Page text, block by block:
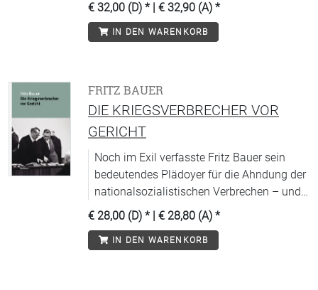
€ 32,00 (D) * | € 32,90 (A) *
IN DEN WARENKORB
FRITZ BAUER
DIE KRIEGSVERBRECHER VOR
GERICHT
Noch im Exil verfasste Fritz Bauer sein
bedeutendes Plädoyer für die Ahndung der
nationalsozialistischen Verbrechen – und
machte deren strafrechtliche Verfolgung zu
seiner Lebensaufgabe.
€ 28,00 (D) * | € 28,80 (A) *
IN DEN WARENKORB